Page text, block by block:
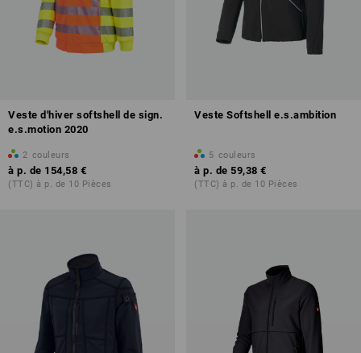
Veste d'hiver softshell de sign.
e.s.motion 2020
2 couleurs
à p. de 154,58 €
(TTC) à p. de 10 Pièces
Veste Softshell e.s.ambition
5 couleurs
à p. de 59,38 €
(TTC) à p. de 10 Pièces